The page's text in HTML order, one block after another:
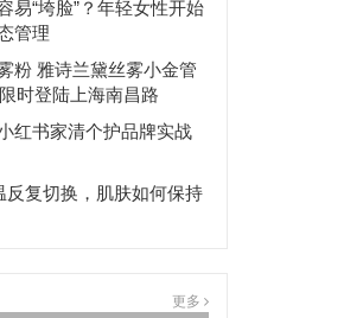
易“垮脸”？年轻女性开始
管理
粉 雅诗兰黛丝雾小金管
时登陆上海南昌路
红书家清个护品牌实战
反复切换，肌肤如何保持
更多